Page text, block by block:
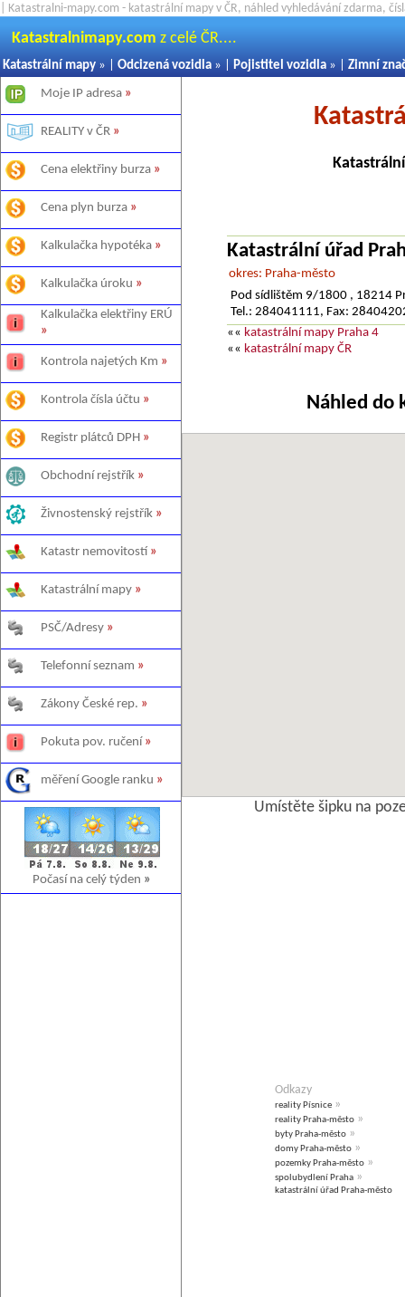
| Katastralni-mapy.com - katastrální mapy v ČR, náhled vyhledávání zdarma,
Katastralnimapy.com z celé ČR....
Katastrální mapy » | Odcizená vozidla » | Pojistitel vozidla » | Zimní
Moje IP adresa »
REALITY v ČR »
Cena elektřiny burza »
Cena plyn burza »
Kalkulačka hypotéka »
Kalkulačka úroku »
Kalkulačka elektřiny ERÚ
»
Kontrola najetých Km »
Kontrola čísla účtu »
Registr plátců DPH »
Obchodní rejstřík »
Živnostenský rejstřík »
Katastr nemovitostí »
Katastrální mapy »
PSČ/Adresy »
Telefonní seznam »
Zákony České rep. »
Pokuta pov. ručení »
měření Google ranku »
Počasí na celý týden »
Katastrální úřad
okres: Praha-město
Pod sídlištěm 9/1800 , 18214
Tel.: 284041111, Fax:
«« katastrální mapy Praha 4
«« katastrální mapy ČR
Náhled do
Umístěte šipku na
Odkazy
reality Písnice »
reality Praha-město »
byty Praha-město »
domy Praha-město »
pozemky Praha-město »
spolubydlení Praha »
katastrální úřad Praha-město